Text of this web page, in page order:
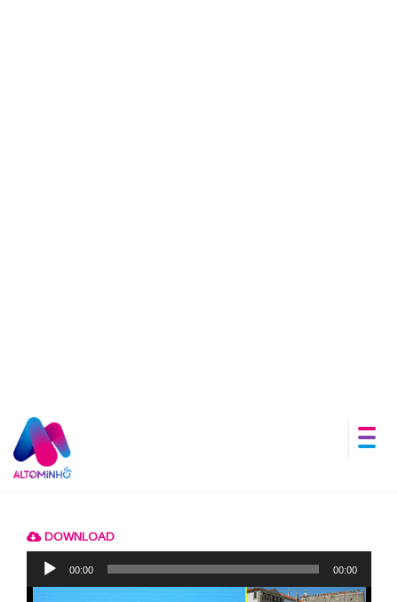
DOWNLOADReprodutor
00:00 00:00